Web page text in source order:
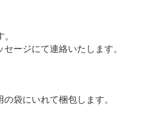
ージにて連絡いたします。
袋にいれて梱包します。